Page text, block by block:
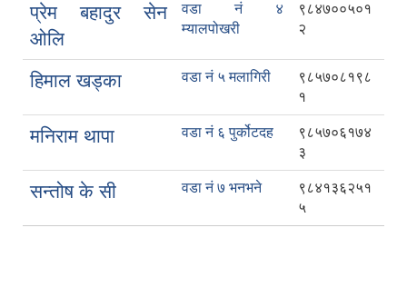
प्रेम बहादुर सेन
ओलि
वडा नं ४
म्यालपोखरी
९८४७००५०१
२
हिमाल खड्का वडा नं ५ मलागिरी
९८५७०८१९८
१
मनिराम थापा वडा नं ६ पुर्कोटदह
९८५७०६१७४
३
सन्तोष के सी वडा नं ७ भनभने
९८४१३६२५१
५